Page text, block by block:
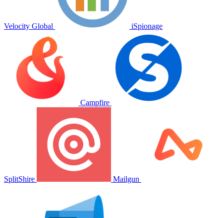
Velocity Global iSpionage
Campfire
SplitShire Mailgun